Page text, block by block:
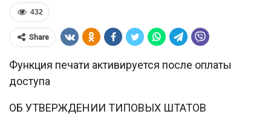
432
Share
Функция печати активируется после оплаты
доступа
ОБ УТВЕРЖДЕНИИ ТИПОВЫХ ШТАТОВ